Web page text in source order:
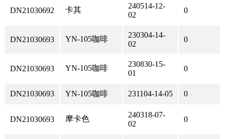
DN21030692 卡其
240514-12-
02
0
DN21030693 YN-105咖啡
230304-14-
02
0
DN21030693 YN-105咖啡
230830-15-
01
0
DN21030693 YN-105咖啡 231104-14-05 0
DN21030693 摩卡色
240318-07-
02
0